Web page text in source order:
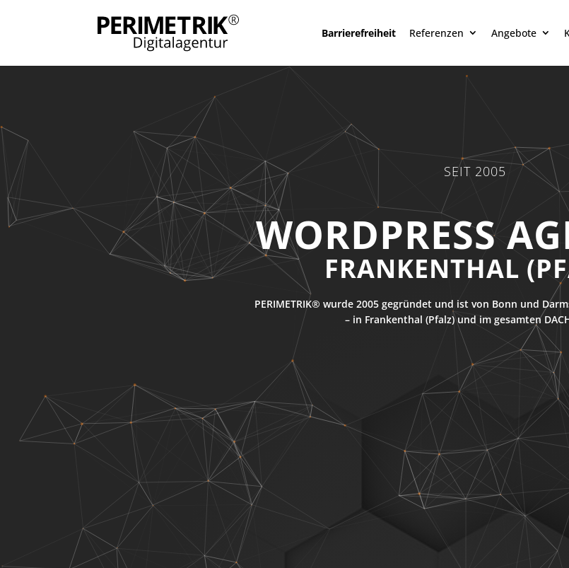
Barrierefreiheit Referenzen Angebote
SEIT 2005
WORDPRESS
FRANKENTHAL
PERIMETRIK® wurde 2005 gegründet und ist von Bonn und
– in Frankenthal (Pfalz) und im gesamten